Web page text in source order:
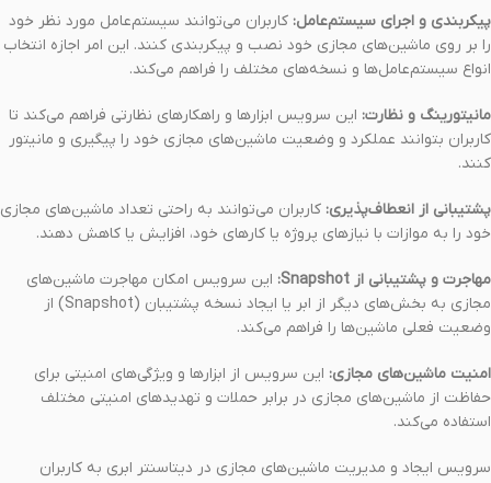
پیکربندی و اجرای سیستم‌عامل: کاربران می‌توانند سیستم‌عامل مورد نظر خود
را بر روی ماشین‌های مجازی خود نصب و پیکربندی کنند. این امر اجازه انتخاب
انواع سیستم‌عامل‌ها و نسخه‌های مختلف را فراهم می‌کند.
مانیتورینگ و نظارت: این سرویس ابزارها و راهکارهای نظارتی فراهم می‌کند تا
کاربران بتوانند عملکرد و وضعیت ماشین‌های مجازی خود را پیگیری و مانیتور
کنند.
پشتیبانی از انعطاف‌پذیری: کاربران می‌توانند به راحتی تعداد ماشین‌های مجازی
خود را به موازات با نیازهای پروژه یا کارهای خود، افزایش یا کاهش دهند.
مهاجرت و پشتیبانی از Snapshot:
این سرویس امکان مهاجرت ماشین‌های
مجازی به بخش‌های دیگر از ابر یا ایجاد نسخه پشتیبان (Snapshot) از
وضعیت فعلی ماشین‌ها را فراهم می‌کند.
امنیت ماشین‌های مجازی: این سرویس از ابزارها و ویژگی‌های امنیتی برای
حفاظت از ماشین‌های مجازی در برابر حملات و تهدیدهای امنیتی مختلف
استفاده می‌کند.
سرویس ایجاد و مدیریت ماشین‌های مجازی در دیتاسنتر ابری به کاربران